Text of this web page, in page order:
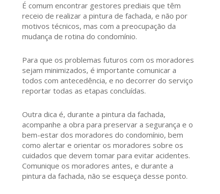
É comum encontrar gestores prediais que têm
receio de realizar a pintura de fachada, e não por
motivos técnicos, mas com a preocupação da
mudança de rotina do condomínio.
Para que os problemas futuros com os moradores
sejam minimizados, é importante comunicar a
todos com antecedência, e no decorrer do serviço
reportar todas as etapas concluídas.
Outra dica é, durante a pintura da fachada,
acompanhe a obra para preservar a segurança e o
bem-estar dos moradores do condomínio, bem
como alertar e orientar os moradores sobre os
cuidados que devem tomar para evitar acidentes.
Comunique os moradores antes, e durante a
pintura da fachada, não se esqueça desse ponto.